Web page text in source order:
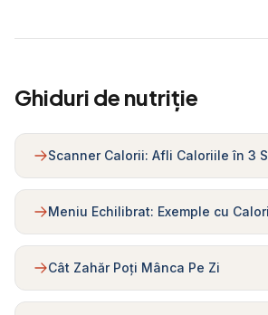
Ghiduri de nutriție
Scanner Calorii: Afli Caloriile în 3
Meniu Echilibrat: Exemple cu
Cât Zahăr Poți Mânca Pe Zi